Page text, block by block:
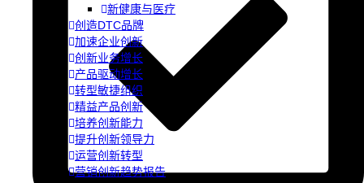
新健康与医疗
创造DTC品牌
加速企业创新
创新业务增长
产品驱动增长
转型敏捷组织
精益产品创新
培养创新能力
提升创新领导力
运营创新转型
营销创新趋势报告